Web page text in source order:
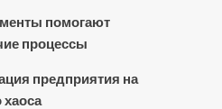
помогают
процессы
предприятия на